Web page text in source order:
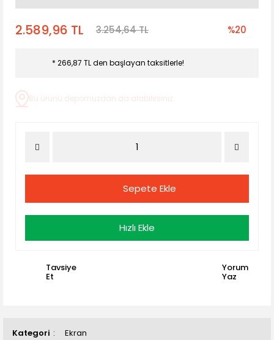
Kategori Ekran
2.589,96 TL 3.254,64 TL %20
* 266,87 TL den başlayan taksitlerle!
Bu ürünü depomuzdan da alabilirsiniz.
Sepete Ekle
Hızlı Ekle
Tavsiye
Et
Yorum
Yaz